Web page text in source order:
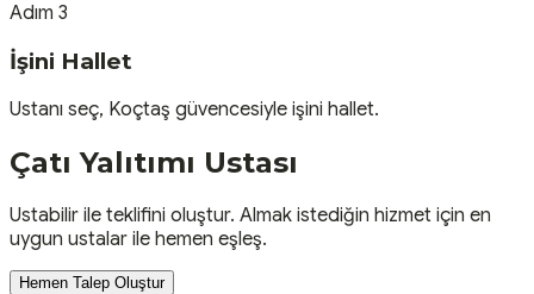
Adım 3
İşini Hallet
Ustanı seç, Koçtaş güvencesiyle işini hallet.
Çatı Yalıtımı Ustası
Ustabilir ile teklifini oluştur. Almak istediğin hizmet için en
uygun ustalar ile hemen eşleş.
Hemen Talep Oluştur